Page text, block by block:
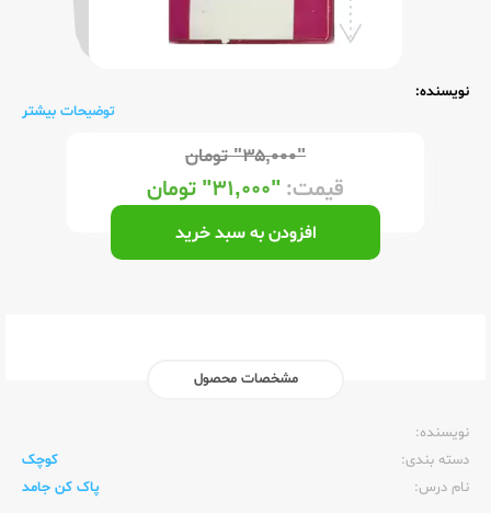
نویسنده:
توضیحات بیشتر
"۳۵,۰۰۰" تومان
قیمت: "۳۱,۰۰۰" تومان
افزودن به سبد خرید
مشخصات محصول
نویسنده:‌
دسته بندی:
کوچک
نام درس:
پاک کن جامد